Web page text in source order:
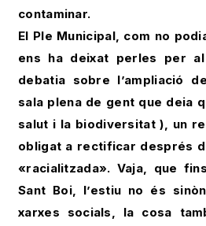
contaminar.
El Ple Municipal, com no
ens ha deixat perles per
debatia sobre l’ampliació
sala plena de gent que deia
salut i la biodiversitat ), un
obligat a rectificar després
«racialitzada». Vaja, que
Sant Boi, l’estiu no és
xarxes socials, la cosa